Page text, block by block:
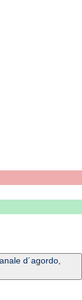
d´agordo,